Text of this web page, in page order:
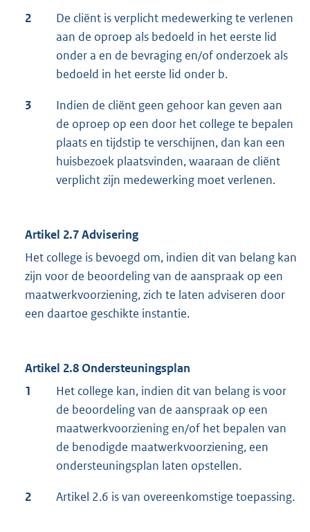
2
De cliënt is verplicht medewerking te verlenen
aan de oproep als bedoeld in het eerste lid
onder a en de bevraging en/of onderzoek als
bedoeld in het eerste lid onder b.
3
Indien de cliënt geen gehoor kan geven aan
de oproep op een door het college te bepalen
plaats en tijdstip te verschijnen, dan kan een
huisbezoek plaatsvinden, waaraan de cliënt
verplicht zijn medewerking moet verlenen.
Artikel 2.7 Advisering
Het college is bevoegd om, indien dit van belang kan
zijn voor de beoordeling van de aanspraak op een
maatwerkvoorziening, zich te laten adviseren door
een daartoe geschikte instantie.
Artikel 2.8 Ondersteuningsplan
1
Het college kan, indien dit van belang is voor
de beoordeling van de aanspraak op een
maatwerkvoorziening en/of het bepalen van
de benodigde maatwerkvoorziening, een
ondersteuningsplan laten opstellen.
2 Artikel 2.6 is van overeenkomstige toepassing.